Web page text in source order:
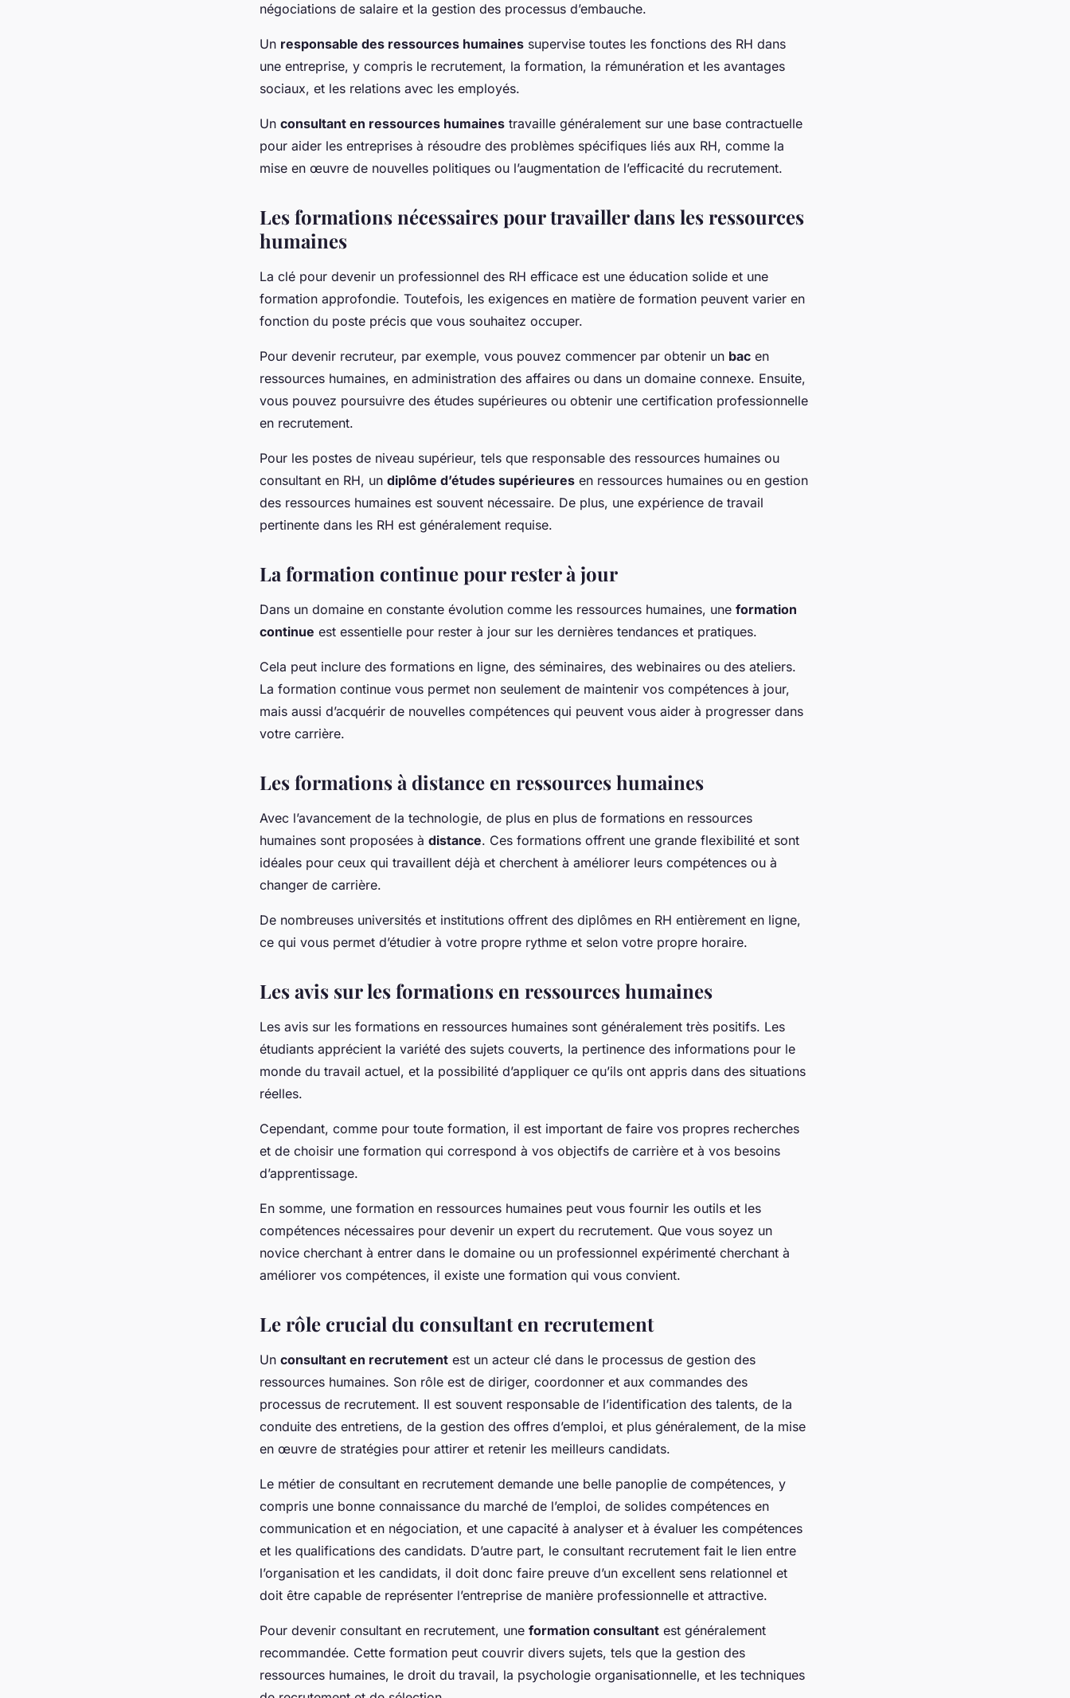
négociations de salaire et la gestion des processus d’embauche.
Un responsable des ressources humaines supervise toutes les fonctions des RH dans
une entreprise, y compris le recrutement, la formation, la rémunération et les avantages
sociaux, et les relations avec les employés.
Un consultant en ressources humaines travaille généralement sur une base contractuelle
pour aider les entreprises à résoudre des problèmes spécifiques liés aux RH, comme la
mise en œuvre de nouvelles politiques ou l’augmentation de l’efficacité du recrutement.
Les formations nécessaires pour travailler dans les ressources
humaines
La clé pour devenir un professionnel des RH efficace est une éducation solide et une
formation approfondie. Toutefois, les exigences en matière de formation peuvent varier en
fonction du poste précis que vous souhaitez occuper.
Pour devenir recruteur, par exemple, vous pouvez commencer par obtenir un bac en
ressources humaines, en administration des affaires ou dans un domaine connexe. Ensuite,
vous pouvez poursuivre des études supérieures ou obtenir une certification professionnelle
en recrutement.
Pour les postes de niveau supérieur, tels que responsable des ressources humaines ou
consultant en RH, un diplôme d’études supérieures en ressources humaines ou en gestion
des ressources humaines est souvent nécessaire. De plus, une expérience de travail
pertinente dans les RH est généralement requise.
La formation continue pour rester à jour
Dans un domaine en constante évolution comme les ressources humaines, une formation
continue est essentielle pour rester à jour sur les dernières tendances et pratiques.
Cela peut inclure des formations en ligne, des séminaires, des webinaires ou des ateliers.
La formation continue vous permet non seulement de maintenir vos compétences à jour,
mais aussi d’acquérir de nouvelles compétences qui peuvent vous aider à progresser dans
votre carrière.
Les formations à distance en ressources humaines
Avec l’avancement de la technologie, de plus en plus de formations en ressources
humaines sont proposées à distance. Ces formations offrent une grande flexibilité et sont
idéales pour ceux qui travaillent déjà et cherchent à améliorer leurs compétences ou à
changer de carrière.
De nombreuses universités et institutions offrent des diplômes en RH entièrement en ligne,
ce qui vous permet d’étudier à votre propre rythme et selon votre propre horaire.
Les avis sur les formations en ressources humaines
Les avis sur les formations en ressources humaines sont généralement très positifs. Les
étudiants apprécient la variété des sujets couverts, la pertinence des informations pour le
monde du travail actuel, et la possibilité d’appliquer ce qu’ils ont appris dans des situations
réelles.
Cependant, comme pour toute formation, il est important de faire vos propres recherches
et de choisir une formation qui correspond à vos objectifs de carrière et à vos besoins
d’apprentissage.
En somme, une formation en ressources humaines peut vous fournir les outils et les
compétences nécessaires pour devenir un expert du recrutement. Que vous soyez un
novice cherchant à entrer dans le domaine ou un professionnel expérimenté cherchant à
améliorer vos compétences, il existe une formation qui vous convient.
Le rôle crucial du consultant en recrutement
Un consultant en recrutement est un acteur clé dans le processus de gestion des
ressources humaines. Son rôle est de diriger, coordonner et aux commandes des
processus de recrutement. Il est souvent responsable de l’identification des talents, de la
conduite des entretiens, de la gestion des offres d’emploi, et plus généralement, de la mise
en œuvre de stratégies pour attirer et retenir les meilleurs candidats.
Le métier de consultant en recrutement demande une belle panoplie de compétences, y
compris une bonne connaissance du marché de l’emploi, de solides compétences en
communication et en négociation, et une capacité à analyser et à évaluer les compétences
et les qualifications des candidats. D’autre part, le consultant recrutement fait le lien entre
l’organisation et les candidats, il doit donc faire preuve d’un excellent sens relationnel et
doit être capable de représenter l’entreprise de manière professionnelle et attractive.
Pour devenir consultant en recrutement, une formation consultant est généralement
recommandée. Cette formation peut couvrir divers sujets, tels que la gestion des
ressources humaines, le droit du travail, la psychologie organisationnelle, et les techniques